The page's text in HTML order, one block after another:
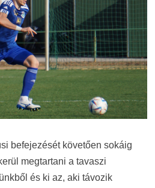
befejezését követően sokáig
megtartani a tavaszi
és ki az, aki távozik